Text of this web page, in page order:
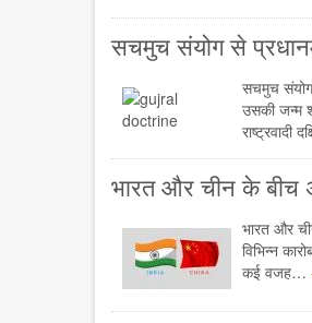
सचमुच संयोग से
सचमुच
उसकी जन्म
राष्ट्रवादी
भारत और चीन के बीच
भारत और
विभिन्न
कई वजह…